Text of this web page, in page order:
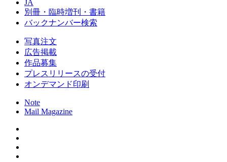
JA
別冊・臨時増刊・書籍
バックナンバー検索
写真注文
広告掲載
作品募集
プレスリリースの受付
オンデマンド印刷
Note
Mail Magazine